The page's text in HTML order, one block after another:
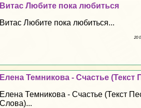
Витас Любите пока любиться
Витас Любите пока любиться...
20
Елена Темникова - Счастье (Текст
Елена Темникова - Счастье (Текст
Слова)...